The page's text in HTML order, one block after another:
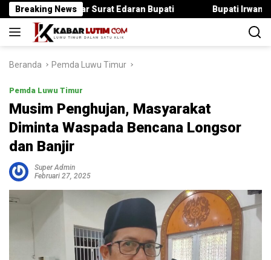
Langsung
ke
konten
Breaking News
Surat Edaran Bupati Bupati Irwan Serahkan
Beranda Pemda Luwu Timur
Pemda Luwu Timur
Musim Penghujan, Masyarakat
Diminta Waspada Bencana Longsor
dan Banjir
Super Admin
Februari 27, 2025